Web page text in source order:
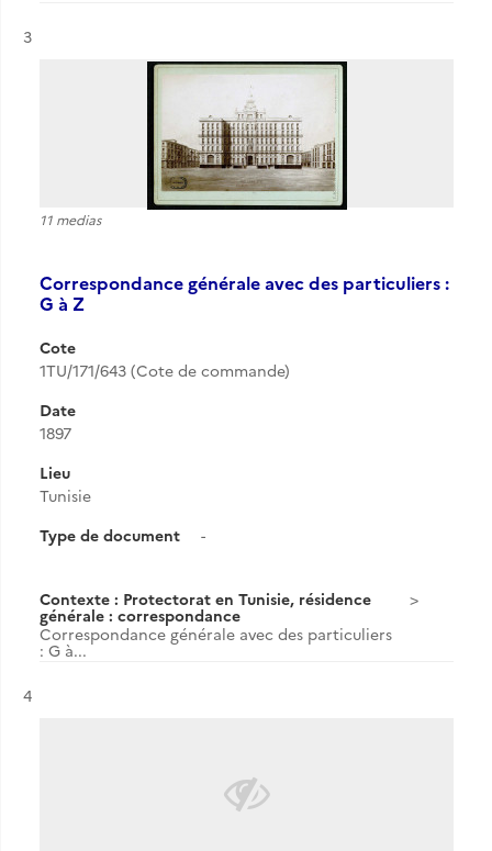
Résultat n°
3
11 medias
Correspondance générale avec des particuliers :
G à Z
Cote
1TU/171/643 (Cote de commande)
Date
1897
Lieu
Tunisie
Type de document
-
Contexte : Protectorat en Tunisie, résidence
générale : correspondance
Correspondance générale avec des particuliers
: G à...
Résultat n°
4